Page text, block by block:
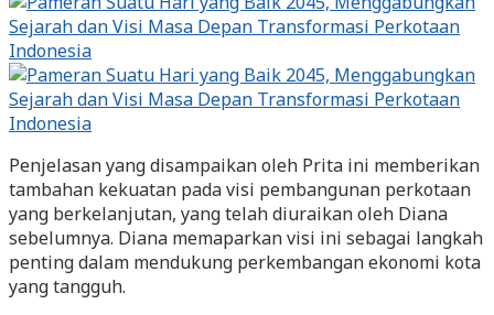
Penjelasan yang disampaikan oleh Prita ini memberikan
tambahan kekuatan pada visi pembangunan perkotaan
yang berkelanjutan, yang telah diuraikan oleh Diana
sebelumnya. Diana memaparkan visi ini sebagai langkah
penting dalam mendukung perkembangan ekonomi kota
yang tangguh.